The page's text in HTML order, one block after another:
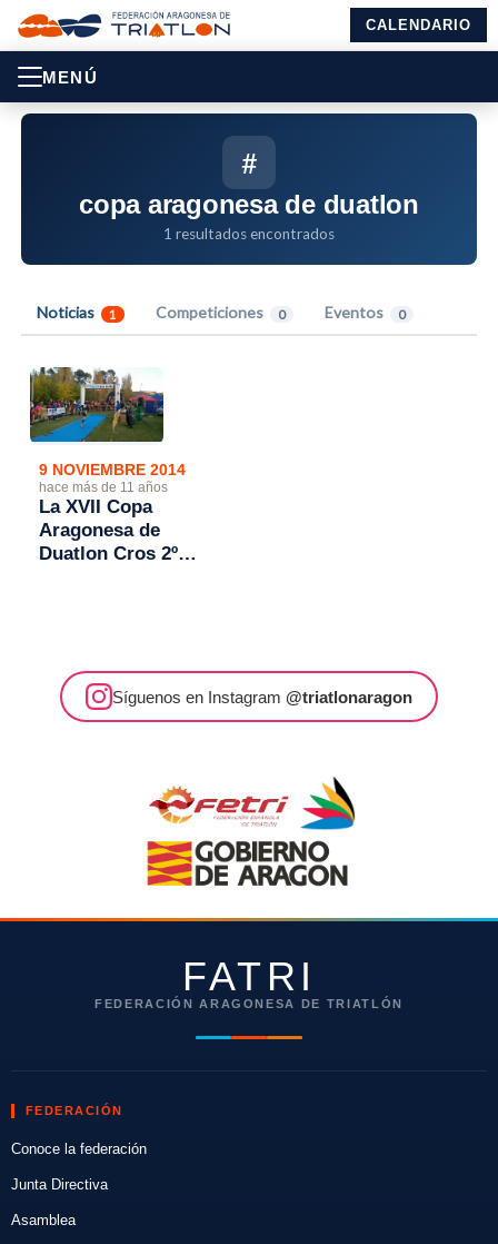
CALENDARIO
MENÚ
#
copa aragonesa de duatlon
1 resultados encontrados
Noticias 1 Competiciones 0 Eventos 0
9 NOVIEMBRE 2014
hace más de 11 años
La XVII Copa
Aragonesa de
Duatlon Cros 2º
Síguenos en Instagram @triatlonaragon
FATRI
FEDERACIÓN ARAGONESA DE TRIATLÓN
FEDERACIÓN
Conoce la federación
Junta Directiva
Asamblea